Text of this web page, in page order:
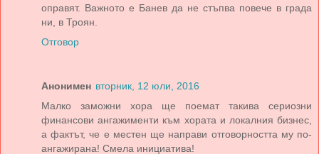
оправят. Важното е Банев да не стъпва повече в града
ни, в Троян.
Отговор
Анонимен вторник, 12 юли, 2016
Малко заможни хора ще поемат такива сериозни
финансови ангажименти към хората и локалния бизнес,
а фактът, че е местен ще направи отговорността му по-
ангажирана! Смела инициатива!